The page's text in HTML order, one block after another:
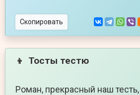
Скопировать
👦 Тосты тестю
Роман, прекрасный наш тесть,